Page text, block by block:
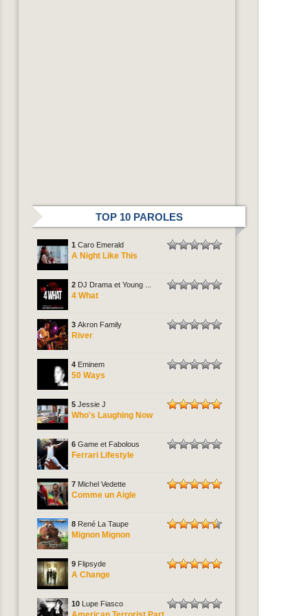
TOP 10 PAROLES
1 Caro Emerald
A Night Like This
2 DJ Drama et Young ...
4 What
3 Akron Family
River
4 Eminem
50 Ways
5 Jessie J
Who's Laughing Now
6 Game et Fabolous
Ferrari Lifestyle
7 Michel Vedette
Comme un Aigle
8 René La Taupe
Mignon Mignon
9 Flipsyde
A Change
10 Lupe Fiasco